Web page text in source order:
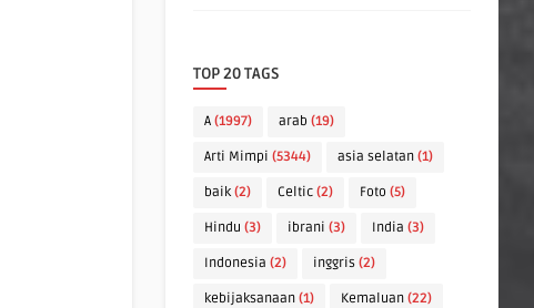
TOP 20 TAGS
A (1997) arab (19)
Arti Mimpi (5344) asia selatan (1)
baik (2) Celtic (2) Foto (5)
Hindu (3) ibrani (3) India (3)
Indonesia (2) inggris (2)
kebijaksanaan (1) Kemaluan (22)